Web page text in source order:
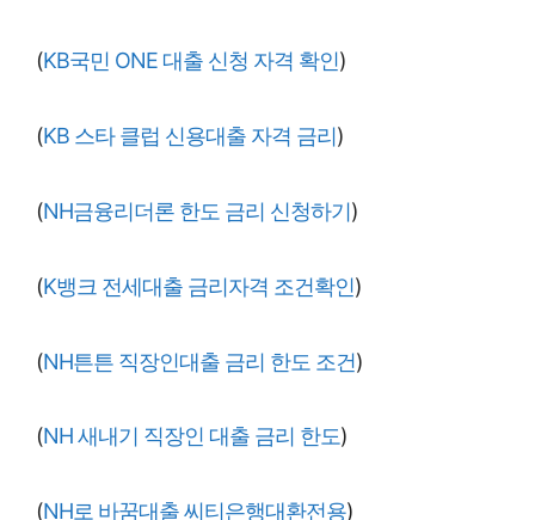
(KB국민 ONE 대출 신청 자격 확인)
(KB 스타 클럽 신용대출 자격 금리)
(NH금융리더론 한도 금리 신청하기)
(K뱅크 전세대출 금리자격 조건확인)
(NH튼튼 직장인대출 금리 한도 조건)
(NH 새내기 직장인 대출 금리 한도)
(NH로 바꿈대출 씨티은행대환전용)